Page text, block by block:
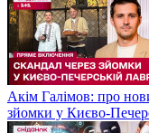
Акім Галімов: про
зйомки у Києво-